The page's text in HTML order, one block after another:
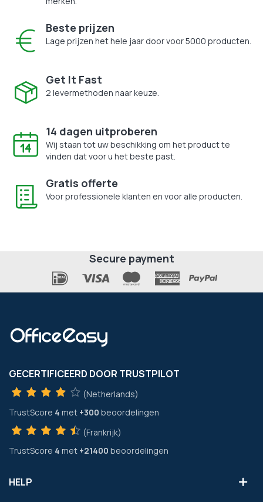
Beste prijzen
Lage prijzen het hele jaar door voor 5000 producten.
Get It Fast
2 levermethoden naar keuze.
14 dagen uitproberen
Wij staan tot uw beschikking om het product te
vinden dat voor u het beste past.
Gratis offerte
Voor professionele klanten en voor alle producten.
Secure payment
GECERTIFICEERD DOOR TRUSTPILOT
(Netherlands)
TrustScore 4 met +300 beoordelingen
(Frankrijk)
TrustScore 4 met +21400 beoordelingen
HELP